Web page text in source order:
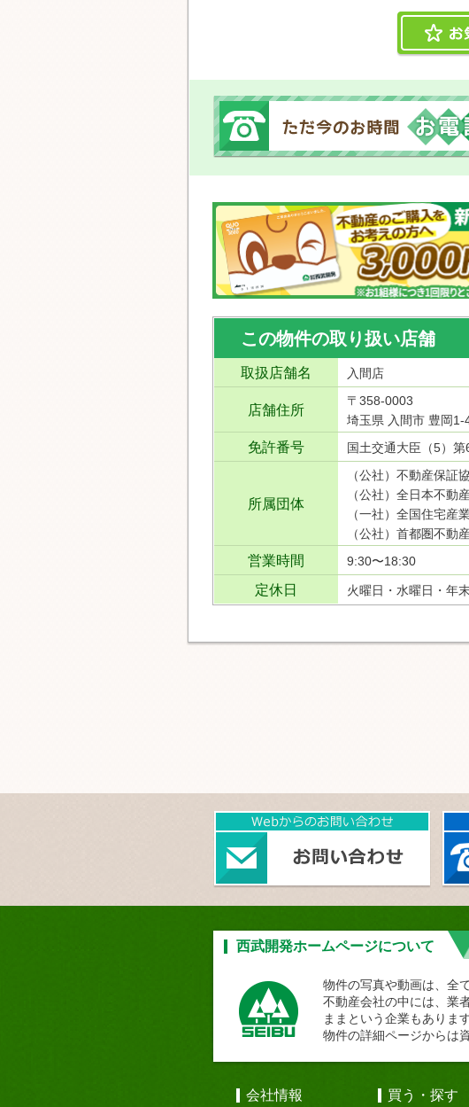
この物件の取り扱い店舗
取扱店舗名 入間店
店舗住所
〒358-0003
埼玉県 入間市 豊岡1-
免許番号 国土交通大臣（5）
所属団体
（公社）不動産保証
（公社）全日本不動
（一社）全国住宅産
（公社）首都圏不動
営業時間 9:30〜18:30
定休日 火曜日・水曜日・年
西武開発ホームページについて
物件の写真や動画は、全
不動産会社の中には、業
ままという企業もありま
物件の詳細ページからは
会社情報 買う・探す